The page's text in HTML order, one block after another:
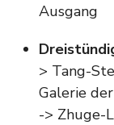
Ausgang
> Tang-
Galerie
-> Zhuge-